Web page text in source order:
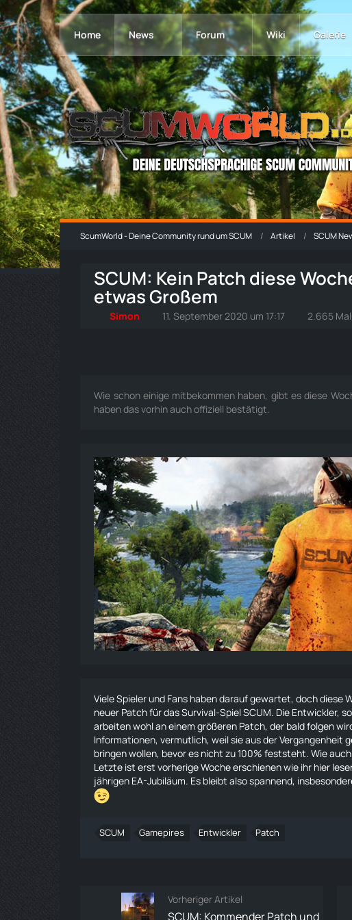
Home News Forum Wiki Galerie
ScumWorld - Deine Community rund um SCUM Artikel SCUM
SCUM: Kein Patch diese
etwas Großem
Simon 11. September 2020 um 17:17 2.665
Wie schon einige mitbekommen haben, gibt es diese
haben das vorhin auch offiziell bestätigt.
Viele Spieler und Fans haben darauf gewartet, doch diese
neuer Patch für dasSurvival-Spiel SCUM. Die Entwickler,
arbeiten wohl an einem größeren Patch, der bald folgen
Informationen, vermutlich, weil sie aus der Vergangenheit
bringen wollen, bevor es nicht zu 100% feststeht. Wie
Letzte ist erst vorherige Woche erschienen wie ihr hier
jährigen EA-Jubiläum. Es bleibt also spannend,
SCUM Gamepires Entwickler Patch
Vorheriger Artikel
SCUM: Kommender Patch und